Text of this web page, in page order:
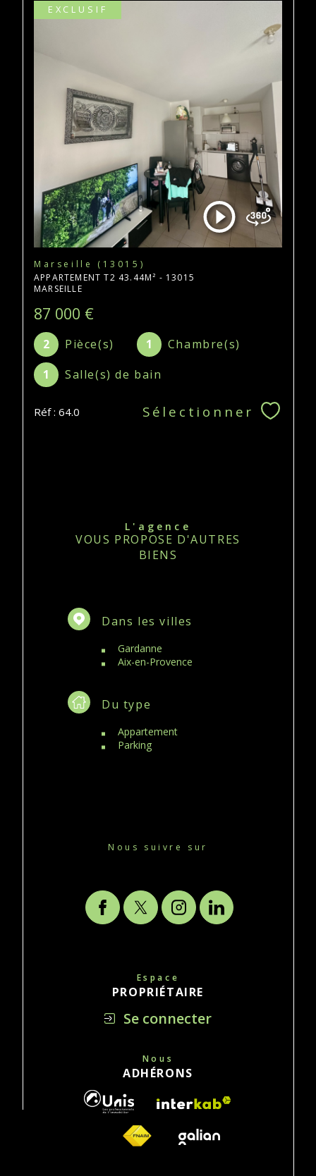
EXCLUSIF
Marseille (13015)
APPARTEMENT T2 43.44M² - 13015
MARSEILLE
87 000 €
2 Pièce(s) 1
Chambre(s)
1
Salle(s) de bain
Réf : 64.0 Sélectionner
L'agence
VOUS PROPOSE D'AUTRES
BIENS
Dans les villes
Gardanne
Aix-en-Provence
Du type
Appartement
Parking
Nous suivre sur
Espace
PROPRIÉTAIRE
Se connecter
Nous
ADHÉRONS